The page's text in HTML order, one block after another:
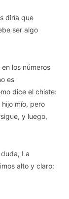
diría que
ser algo
los números
es
dice el chiste:
mío, pero
y luego,
La
alto y claro: